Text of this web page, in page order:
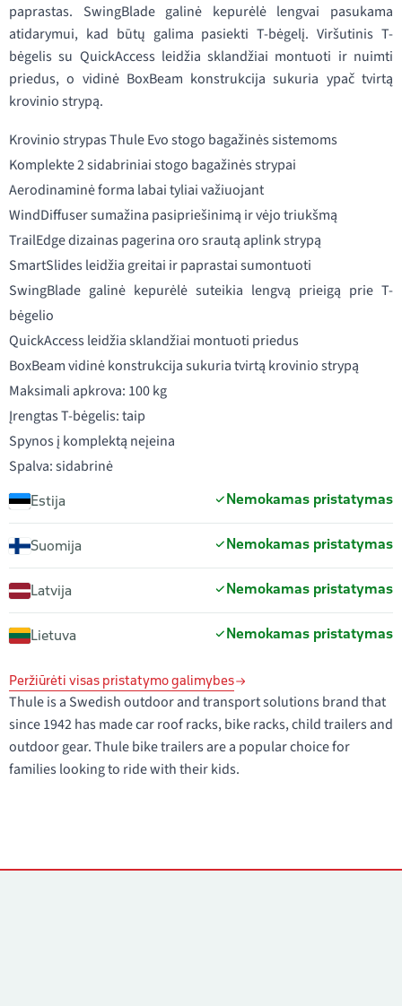
paprastas. SwingBlade galinė kepurėlė lengvai pasukama
atidarymui, kad būtų galima pasiekti T-bėgelį. Viršutinis T-
bėgelis su QuickAccess leidžia sklandžiai montuoti ir nuimti
priedus, o vidinė BoxBeam konstrukcija sukuria ypač tvirtą
krovinio strypą.
Krovinio strypas Thule Evo stogo bagažinės sistemoms
Komplekte 2 sidabriniai stogo bagažinės strypai
Aerodinaminė forma labai tyliai važiuojant
WindDiffuser sumažina pasipriešinimą ir vėjo triukšmą
TrailEdge dizainas pagerina oro srautą aplink strypą
SmartSlides leidžia greitai ir paprastai sumontuoti
SwingBlade galinė kepurėlė suteikia lengvą prieigą prie T-
bėgelio
QuickAccess leidžia sklandžiai montuoti priedus
BoxBeam vidinė konstrukcija sukuria tvirtą krovinio strypą
Maksimali apkrova: 100 kg
Įrengtas T-bėgelis: taip
Spynos į komplektą neįeina
Spalva: sidabrinė
Estija Nemokamas pristatymas
Suomija Nemokamas pristatymas
Latvija Nemokamas pristatymas
Lietuva Nemokamas pristatymas
Peržiūrėti visas pristatymo galimybes
Thule is a Swedish outdoor and transport solutions brand that
since 1942 has made car roof racks, bike racks, child trailers and
outdoor gear. Thule bike trailers are a popular choice for
families looking to ride with their kids.